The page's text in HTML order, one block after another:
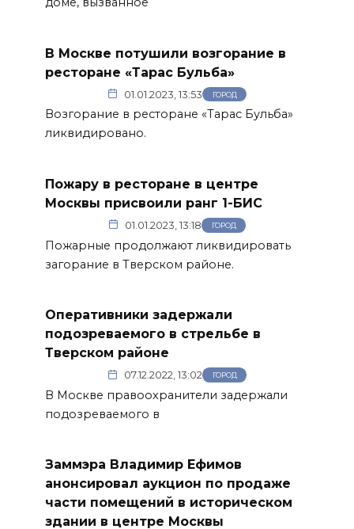
В Москве потушили возгорание в
ресторане «Тарас Бульба»
01.01.2023, 13:53 ГОРОД
Возгорание в ресторане «Тарас Бульба»
ликвидировано.
Пожару в ресторане в центре
Москвы присвоили ранг 1-БИС
01.01.2023, 13:18 ГОРОД
Пожарные продолжают ликвидировать
загорание в Тверском районе.
Оперативники задержали
подозреваемого в стрельбе в
Тверском районе
07.12.2022, 13:02 ГОРОД
В Москве правоохранители задержали
подозреваемого в
Заммэра Владимир Ефимов
анонсировал аукцион по продаже
части помещений в историческом
здании в центре Москвы